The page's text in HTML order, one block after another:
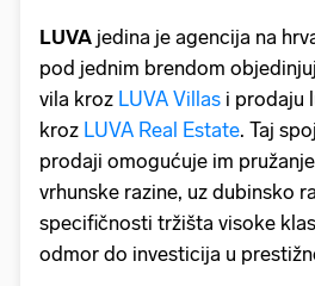
LUVA jedina je agencija na
pod jednim brendom
vila kroz LUVA Villas i prodaju
kroz LUVA Real Estate. Taj
prodaji omogućuje im
vrhunske razine, uz dubinsko
specifičnosti tržišta visoke
odmor do investicija u